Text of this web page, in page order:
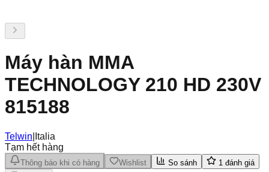
Máy hàn MMA
TECHNOLOGY 210 HD 230V
815188
Telwin Italia
Tạm hết hàng
Thông báo khi có hàng Wishlist So sánh 1 đánh giá